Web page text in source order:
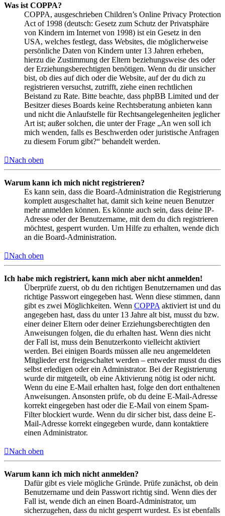
Was ist COPPA?
COPPA, ausgeschrieben Children’s Online Privacy Protection
Act of 1998 (deutsch: Gesetz zum Schutz der Privatsphäre
von Kindern im Internet von 1998) ist ein Gesetz in den
USA, welches festlegt, dass Websites, die möglicherweise
persönliche Daten von Kindern unter 13 Jahren erheben,
hierzu die Zustimmung der Eltern beziehungsweise des oder
der Erziehungsberechtigten benötigen. Wenn du dir unsicher
bist, ob dies auf dich oder die Website, auf der du dich zu
registrieren versuchst, zutrifft, ziehe einen rechtlichen
Beistand zu Rate. Bitte beachte, dass phpBB Limited und der
Besitzer dieses Boards keine Rechtsberatung anbieten kann
und nicht die Anlaufstelle für Rechtsangelegenheiten jeglicher
Art ist; außer solchen, die unter der Frage „An wen soll ich
mich wenden, falls es Beschwerden oder juristische Anfragen
zu diesem Forum gibt?“ behandelt werden.
Nach oben
Warum kann ich mich nicht registrieren?
Es kann sein, dass die Board-Administration die Registrierung
komplett ausgeschaltet hat, damit sich keine neuen Benutzer
mehr anmelden können. Es könnte auch sein, dass deine IP-
Adresse oder der Benutzername, mit dem du dich registrieren
möchtest, gesperrt wurden. Um Hilfe zu erhalten, wende dich
an die Board-Administration.
Nach oben
Ich habe mich registriert, kann mich aber nicht anmelden!
Überprüfe zuerst, ob du den richtigen Benutzernamen und das
richtige Passwort eingegeben hast. Wenn diese stimmen, dann
gibt es zwei Möglichkeiten. Wenn COPPA aktiviert ist und du
angegeben hast, dass du unter 13 Jahre alt bist, musst du bzw.
einer deiner Eltern oder deiner Erziehungsberechtigten den
Anweisungen folgen, die du erhalten hast. Wenn dies nicht
der Fall ist, muss dein Benutzerkonto vielleicht aktiviert
werden. Bei einigen Boards müssen alle neu angemeldeten
Mitglieder erst freigeschaltet werden – entweder musst du dies
selbst erledigen oder ein Administrator. Bei der Registrierung
wurde dir mitgeteilt, ob eine Aktivierung nötig ist oder nicht.
Wenn du eine E-Mail erhalten hast, folge den dort enthaltenen
Anweisungen. Ansonsten prüfe, ob du deine E-Mail-Adresse
korrekt eingegeben hast oder die E-Mail von einem Spam-
Filter blockiert wurde. Wenn du dir sicher bist, dass deine E-
Mail-Adresse korrekt eingegeben wurde, dann kontaktiere
einen Administrator.
Nach oben
Warum kann ich mich nicht anmelden?
Dafür gibt es viele mögliche Gründe. Prüfe zunächst, ob dein
Benutzername und dein Passwort richtig sind. Wenn dies der
Fall ist, wende dich an einen Board-Administrator, um
sicherzugehen, dass du nicht gesperrt wurdest. Es ist ebenfalls